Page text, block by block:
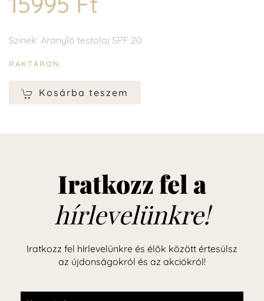
Színek: Aranyló testolaj SPF 20
RAKTÁRON
Kosárba teszem
Iratkozz fel a
hírlevelünkre!
Iratkozz fel hírlevelünkre és élők között értesülsz
az újdonságokról és az akciókról!